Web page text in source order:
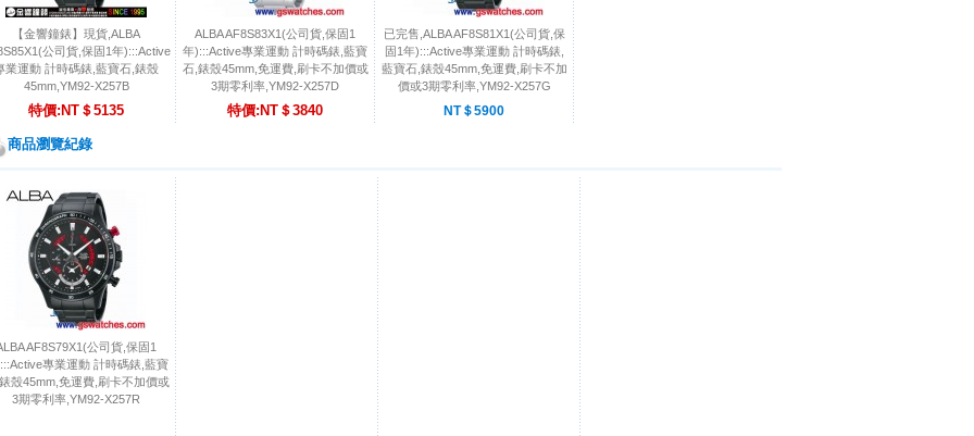
【金響鐘錶】現貨,ALBA
公司貨,保固1年):::Active
業運動 計時碼錶,藍寶石,錶殼
45mm,YM92-X257B
特價:NT＄5135
ALBA AF8S83X1(公司貨,保固1
年):::Active專業運動 計時碼錶,藍寶
石,錶殼45mm,免運費,刷卡不加價或
3期零利率,YM92-X257D
特價:NT＄3840
已完售,ALBA AF8S81X1(公司貨,保
固1年):::Active專業運動 計時碼錶,
藍寶石,錶殼45mm,免運費,刷卡不加
價或3期零利率,YM92-X257G
NT＄5900
商品瀏覽紀錄
AF8S79X1(公司貨,保固1
專業運動 計時碼錶,藍寶
殼45mm,免運費,刷卡不加價或
3期零利率,YM92-X257R